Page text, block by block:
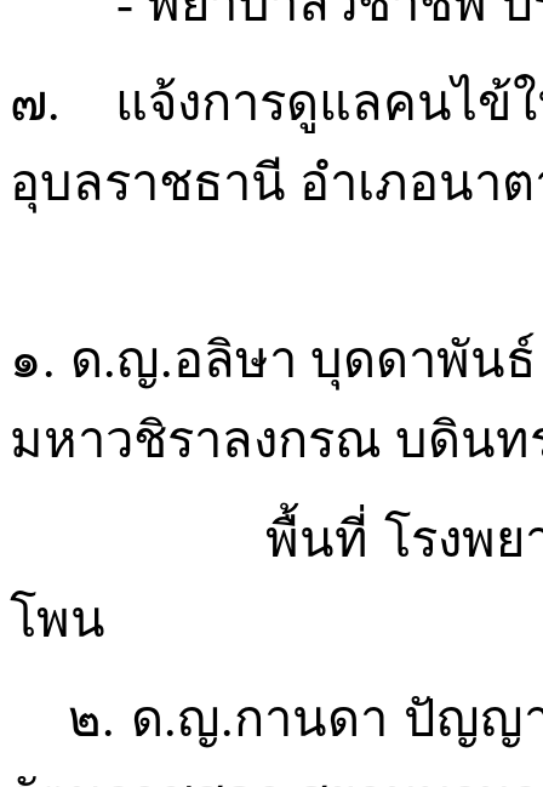
๗. แจ้งการดูแลคนไข้
อุบลราชธานี อำเภอนา
๑. ด.ญ.อลิษา บุดดาพันธ์
มหาวชิราลงกรณ บดินท
พื้นที่ โรงพ
โพน
๒. ด.ญ.กานดา ปัญญ